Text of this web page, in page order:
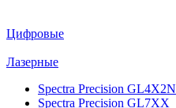
Цифровые
Лазерные
Spectra Precision GL4X2N
Spectra Precision GL7XX